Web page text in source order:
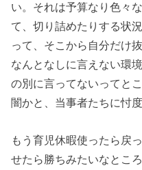
い。それは予算なり色々
て、切り詰めたりする状
って、そこから自分だけ
なんとなしに言えない環
の別に言ってないってと
闇かと、当事者たちに忖
もう育児休暇使ったら戻
せたら勝ちみたいなとこ